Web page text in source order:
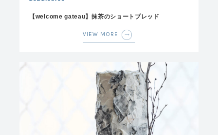
【welcome gateau】抹茶のショートブレッド
VIEW MORE